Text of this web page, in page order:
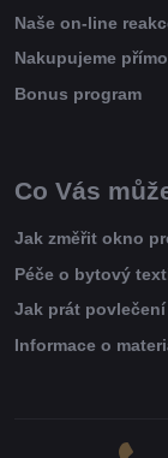
Naše on-line
Nakupujeme
Bonus program
Co Vás
Jak změřit okno
Péče o bytový
Jak prát
Informace o